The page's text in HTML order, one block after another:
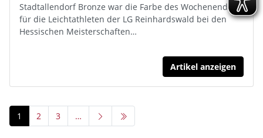
Stadtallendorf Bronze war die Farbe des Wochenendes
für die Leichtathleten der LG Reinhardswald bei den
Hessischen Meisterschaften…
Artikel anzeigen
1 2 3 …